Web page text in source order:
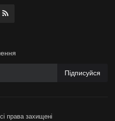
Підписуйся
права захищені